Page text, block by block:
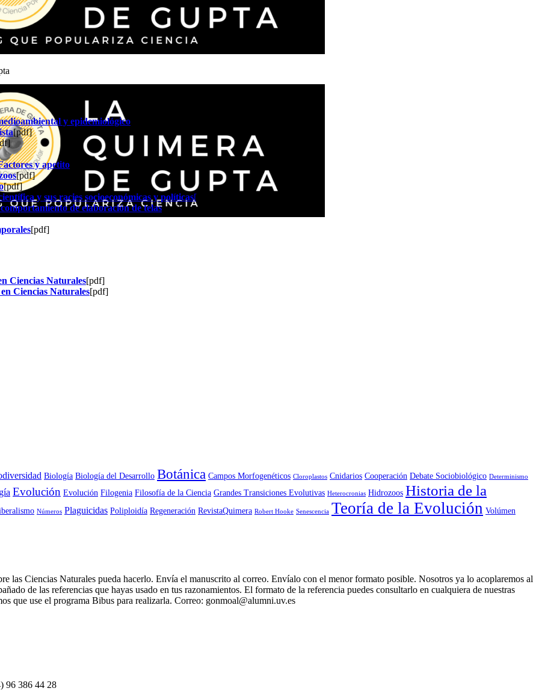
y epidemiológico
[pdf]
y apetito
[pdf]
[pdf]
y sus racies socioeconómicas y políticas[
de elaboración de telas[pdf]
[pdf]
Ciencias Naturales[pdf]
Ciencias Naturales[pdf]
Biología Biología del Desarrollo Botánica Campos Morfogenéticos Cloroplastos Cnidarios Cooperación Debate Sociobiológico Determinismo
Evolución Evolución Filogenia Filosofía de la Ciencia Grandes Transiciones Evolutivas Heterocronias Hidrozoos Historia de la
Números Plaguicidas Poliploidía Regeneración RevistaQuimera Robert Hooke Senescencia Teoría de la Evolución Volúmen
las Ciencias Naturales pueda hacerlo. Envía el manuscrito al correo. Envíalo con el menor formato posible. Nosotros ya lo acoplaremos al
de las referencias que hayas usado en tus razonamientos. El formato de la referencia puedes consultarlo en cualquiera de nuestras
que use el programa Bibus para realizarla. Correo: gonmoal@alumni.uv.es
96 386 44 28